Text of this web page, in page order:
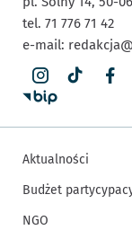
tel. 71 776 71 42
e-mail:
Aktualności
Budżet
NGO